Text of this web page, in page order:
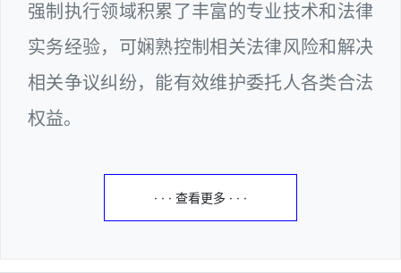
强制执行领域积累了丰富的专业技术和法律
实务经验，可娴熟控制相关法律风险和解决
相关争议纠纷，能有效维护委托人各类合法
权益。
· · · 查看更多 · · ·